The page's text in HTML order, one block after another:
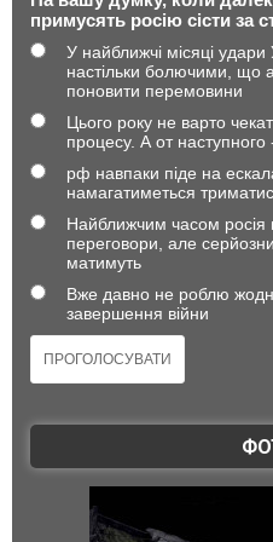
примусять росію сісти за
У найближчі місяці удари
настільки болючими, що
поновити перемовини
Цього року не варто
процесу. А от
рф навпаки піде на
намагатиметься
Найближчим часом росія
переговори, але
матимуть
Вже давно не роблю
завершення війни